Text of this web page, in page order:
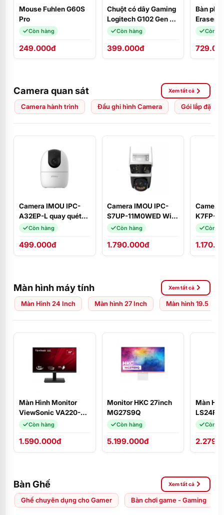
Mouse Fuhlen G60S
Pro
Còn hàng
249.000đ
Chuột có dây Gaming
Logitech G102 Gen 2
LIGHTSYNC RGB
Còn hàng
399.000đ
Bàn
Eraser
BlueCòn
Camera quan sát Xem tất cả
Camera hành trình Đầu ghi hình Camera Gói lắp đặt
Camera IMOU IPC-
A32EP-L quay quét
3MP 2K
Còn hàng
499.000đ
Camera IMOU IPC-
S7UP-11M0WED Wifi
3 mắt Cruiser Triple
hiện người, Wifi 6
Còn hàng
1.790.000đ
Camera
K7FP-
quay
động
Còn
Màn hình máy tính Xem tất cả
Màn Hình 24 Inch Màn hình 27 Inch Màn hình 19.5 Inch
Màn Hình Monitor
ViewSonic VA220-H
(21.5Còn hàng
1.590.000đ
Monitor HKC 27inch
MG27S9Q
Còn hàng
5.199.000đ
Màn
(24 inch
HDMI
Còn
Bàn Ghế Xem tất cả
Ghế chuyên dụng cho Gamer Bàn chơi game - Gaming